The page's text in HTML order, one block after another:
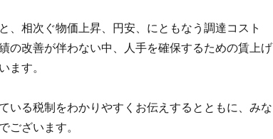
、相次ぐ物価上昇、円安、にともなう調達コスト
の改善が伴わない中、人手を確保するための賃上げ
ます。
いる税制をわかりやすくお伝えするとともに、みな
ございます。